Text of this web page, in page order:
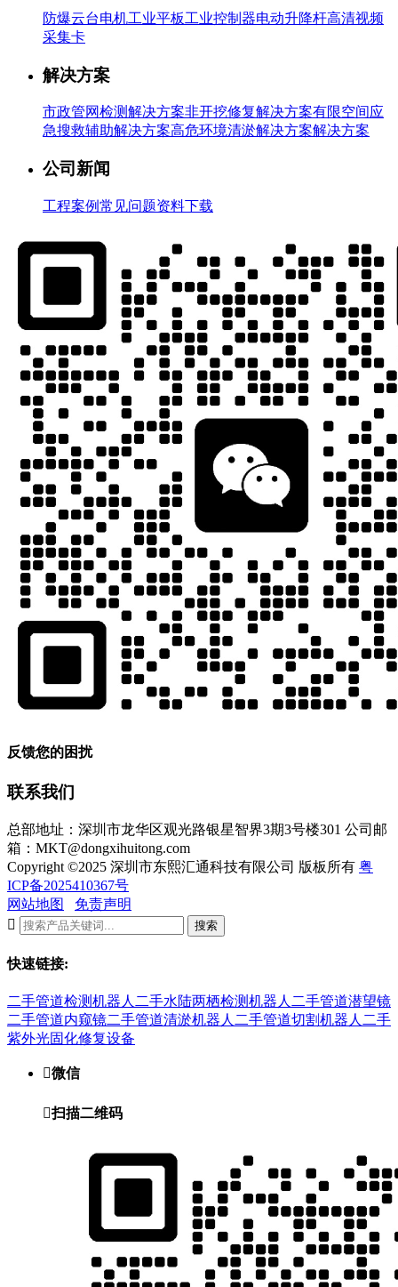
防爆云台电机工业平板工业控制器电动升降杆高清视频
采集卡
解决方案
市政管网检测解决方案非开挖修复解决方案有限空间应
急搜救辅助解决方案高危环境清淤解决方案解决方案
公司新闻
工程案例常见问题资料下载
反馈您的困扰
联系我们
总部地址：深圳市龙华区观光路银星智界3期3号楼301 公司邮
箱：MKT@dongxihuitong.com
Copyright ©2025 深圳市东熙汇通科技有限公司 版板所有 粤
ICP备2025410367号
网站地图
免责声明

搜索
快速链接:
二手管道检测机器人二手水陆两栖检测机器人二手管道潜望镜
二手管道内窥镜二手管道清淤机器人二手管道切割机器人二手
紫外光固化修复设备
微信
扫描二维码